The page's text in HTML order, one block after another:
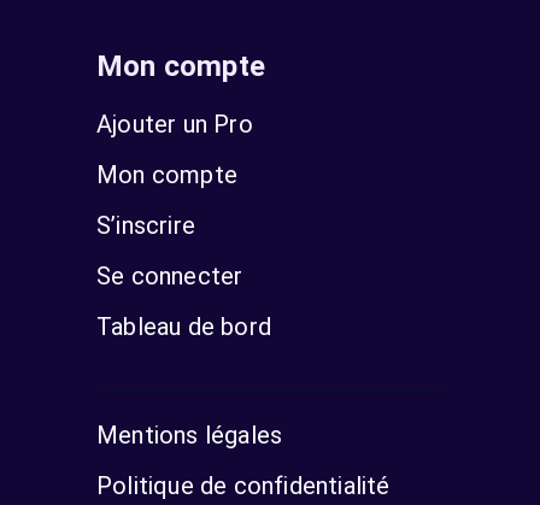
Mon compte
Ajouter un Pro
Mon compte
S’inscrire
Se connecter
Tableau de bord
Mentions légales
Politique de confidentialité